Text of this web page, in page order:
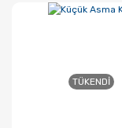
TÜKENDI